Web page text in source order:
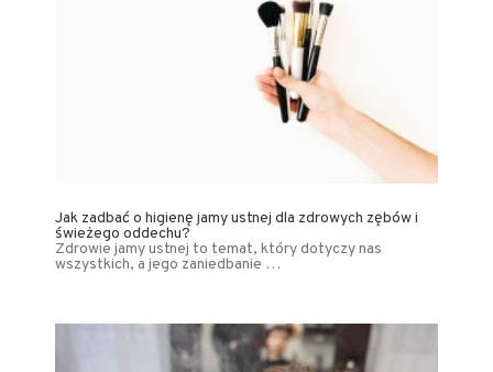
Jak zadbać o higienę jamy ustnej dla zdrowych zębów i
świeżego oddechu?
Zdrowie jamy ustnej to temat, który dotyczy nas
wszystkich, a jego zaniedbanie …